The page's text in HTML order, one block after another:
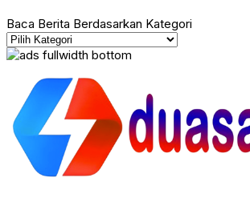
Baca Berita Berdasarkan Kategori